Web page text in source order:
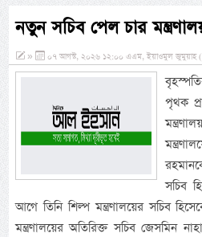
নতুন সচিব পেল চার
» ০৭ আগস্ট, ২০২৬ ১২:০০ এএম, ইয়াওমুল জুমুয়াহ
পৃথক
সচিব
আগে তিনি শিল্প মন্ত্রণালয়ের সচিব
মন্ত্রণালয়ের অতিরিক্ত সচিব জেসমিন